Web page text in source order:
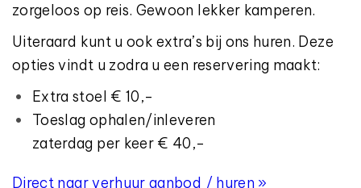
zorgeloos op reis. Gewoon lekker kamperen.
Uiteraard kunt u ook extra’s bij ons huren. Deze
opties vindt u zodra u een reservering maakt:
Extra stoel € 10,-
Toeslag ophalen/inleveren
zaterdag per keer € 40,-
Direct naar verhuur aanbod / huren »